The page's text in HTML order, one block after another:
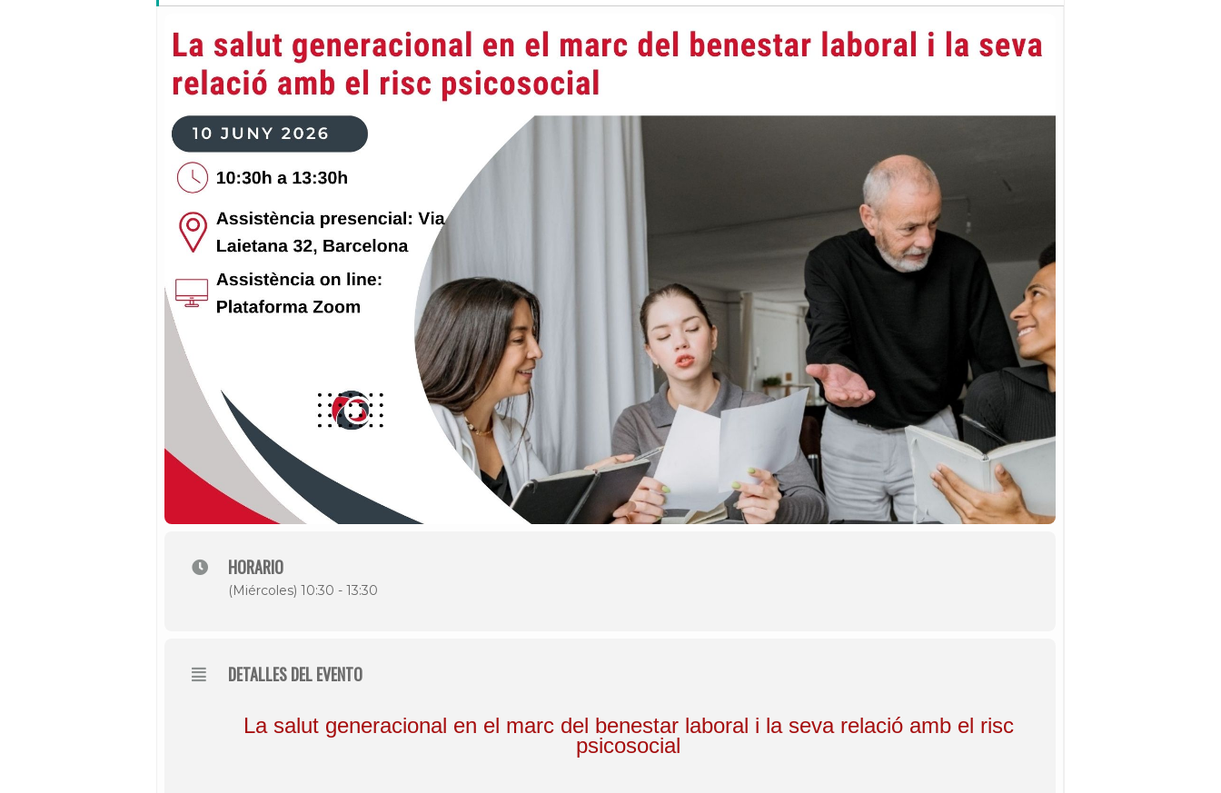
Galeria de Presidents
HORARIO
(Miércoles) 10:30 - 13:30
DETALLES DEL EVENTO
La salut generacional en el marc del benestar laboral i la seva relació amb el risc
psicosocial